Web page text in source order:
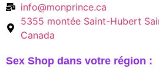
info@monprince.ca
5355 montée Saint-Hubert
Canada
Sex Shop dans votre région :